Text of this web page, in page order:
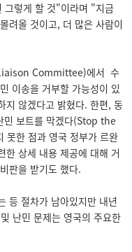
그렇게 할 것"이라며 "지금
려올 것이고, 더 많은 사람이
Committee)에서 수
이송을 거부할 가능성이 있
지 않겠다고 밝혔다. 한편, 동
민 보트를 막겠다(Stop the
못한 점과 영국 정부가 르완
한 상세 내용 제공에 대해 거
판을 받기도 했다.
등 절차가 남아있지만 내년
난민 문제는 영국의 주요한